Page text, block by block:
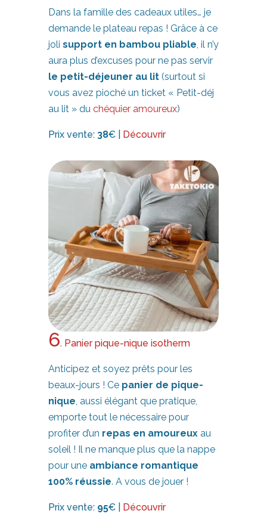
Dans la famille des cadeaux utiles… je
demande le plateau repas ! Grâce à ce
joli support en bambou pliable, il n’y
aura plus d’excuses pour ne pas servir
le petit-déjeuner au lit(surtout si
vous avez pioché un ticket « Petit-déj
au lit » du chéquier amoureux)
Prix vente: 38€ | Découvrir
6. Panier pique-nique isotherm
Anticipez et soyez prêts pour les
beaux-jours ! Ce panier de pique-
nique, aussi élégant que pratique,
emporte tout le nécessaire pour
profiter d’un repas en amoureuxau
soleil ! Il ne manque plus que la nappe
pour une ambiance romantique
100% réussie. A vous de jouer !
Prix vente: 95€ | Découvrir